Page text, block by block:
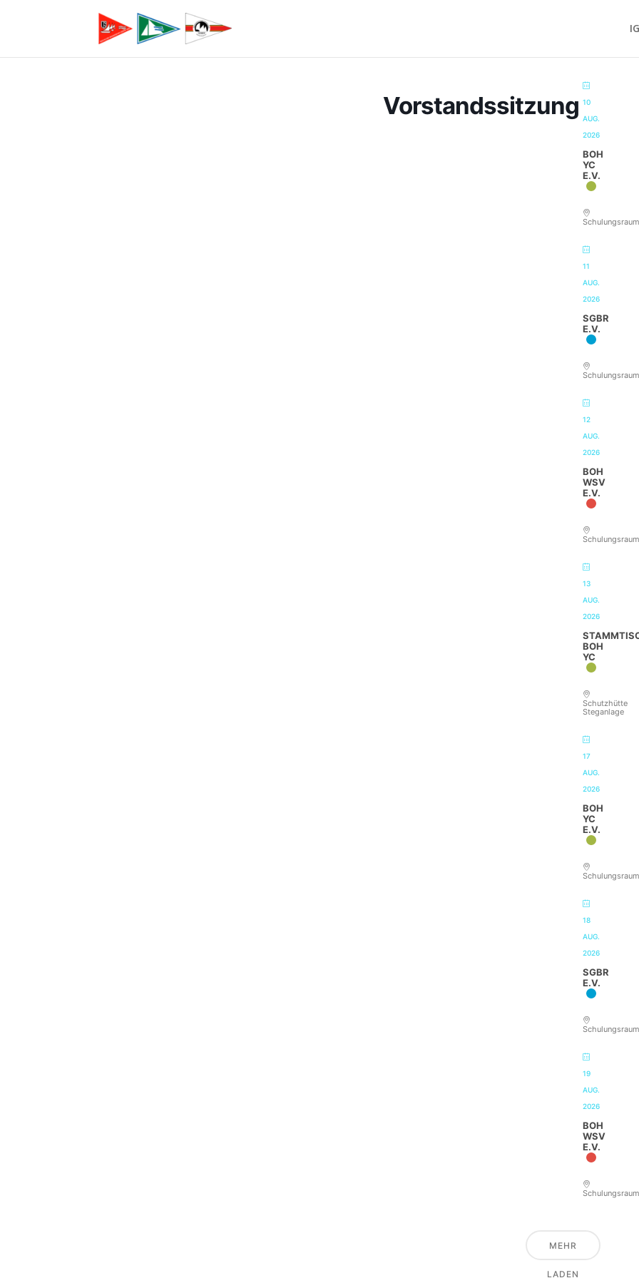
Vorstandssitzung 10
AUG.
2026
BOH
YC
E.V.
Schulungsraum
11
AUG.
2026
SGBR
E.V.
Schulungsraum
12
AUG.
2026
BOH
WSV
E.V.
Schulungsraum
13
AUG.
2026
BOH
YC
Schutzhütte
Steganlage
17
AUG.
2026
BOH
YC
E.V.
Schulungsraum
18
AUG.
2026
SGBR
E.V.
Schulungsraum
19
AUG.
2026
BOH
WSV
E.V.
Schulungsraum
MEHR
LADEN